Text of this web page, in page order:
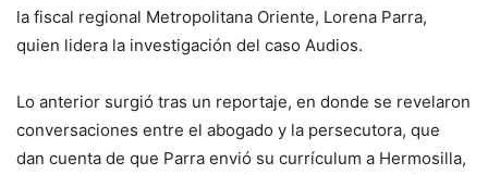
la fiscal regional Metropolitana Oriente, Lorena Parra,
quien lidera la investigación del caso Audios.
Lo anterior surgió tras un reportaje, en donde se revelaron
conversaciones entre el abogado y la persecutora, que
dan cuenta de que Parra envió su currículum a Hermosilla,